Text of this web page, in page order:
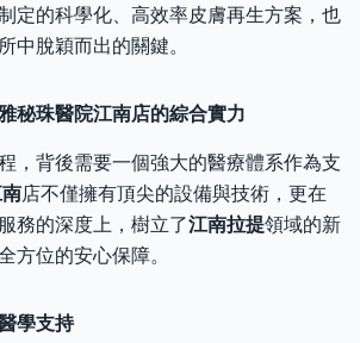
定的科學化、高效率皮膚再生方案，也
中脫穎而出的關鍵。
秘珠醫院江南店的綜合實力
，背後需要一個強大的醫療體系作為支
店不僅擁有頂尖的設備與技術，更在
務的深度上，樹立了江南拉提領域的新
方位的安心保障。
學支持